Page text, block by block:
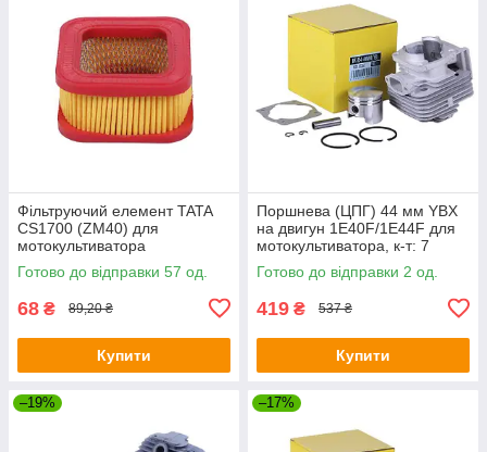
Фільтруючий елемент TATA
CS1700 (ZM40) для
мотокультиватора
Готово до відправки 57 од.
68 ₴ 89,20 ₴
Купити
Поршнева (ЦПГ) 44 мм YBX
на двигун 1Е40F/1E44F для
мотокультиватора, к-т: 7
одиниць
Готово до відправки 2 од.
419 ₴ 537 ₴
Купити
–19% –17%